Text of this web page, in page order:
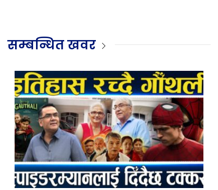
सम्बन्धित खवर